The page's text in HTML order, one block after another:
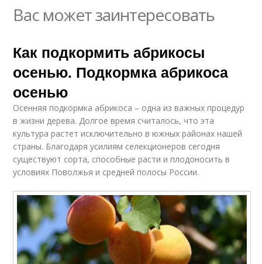
Вас может заинтересовать
Как подкормить абрикосы
осенью. Подкормка абрикоса
осенью
Осенняя подкормка абрикоса – одна из важных процедур
в жизни дерева. Долгое время считалось, что эта
культура растет исключительно в южных районах нашей
страны. Благодаря усилиям селекционеров сегодня
существуют сорта, способные расти и плодоносить в
условиях Поволжья и средней полосы России.